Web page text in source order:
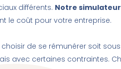
différents. Notre simulateur
le coût pour votre entreprise.
choisir de se rémunérer soit
avec certaines contraintes.